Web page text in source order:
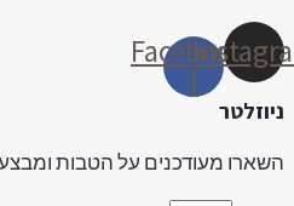
Facebook-
f
מעודכנים על הטבות